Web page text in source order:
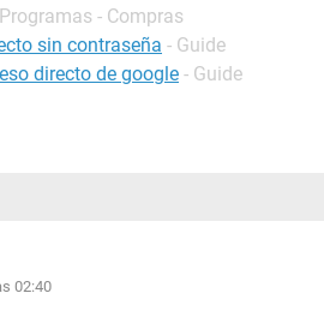
- Compras
sin contraseña - Guide
directo de google - Guide
02:40